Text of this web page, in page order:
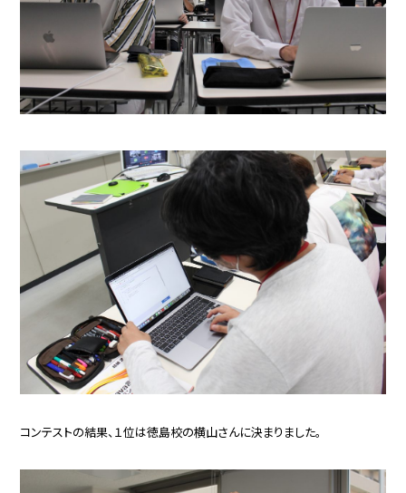
コンテストの結果、１位は徳島校の横山さんに決まりました。